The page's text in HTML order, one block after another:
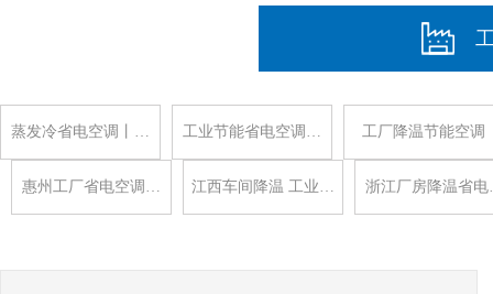
蒸发冷省电空调丨… 工业节能省电空调… 工厂降温节能空调
惠州工厂省电空调… 江西车间降温 工业… 浙江厂房降温省